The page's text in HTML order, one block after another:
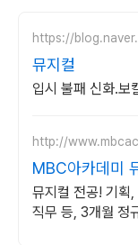
https://
뮤지컬
입시 불패 신화.보
http://
MBC아카데미
뮤지컬 전공! 기획
직무 등, 3개월 정